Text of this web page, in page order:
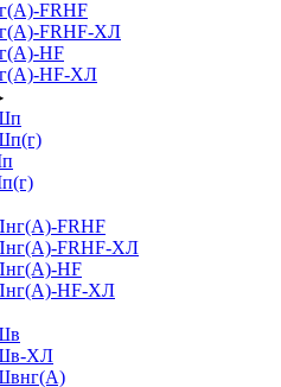
FRHF
FRHF-ХЛ
HF
HF-ХЛ
FRHF
FRHF-ХЛ
HF
HF-ХЛ
ХЛ